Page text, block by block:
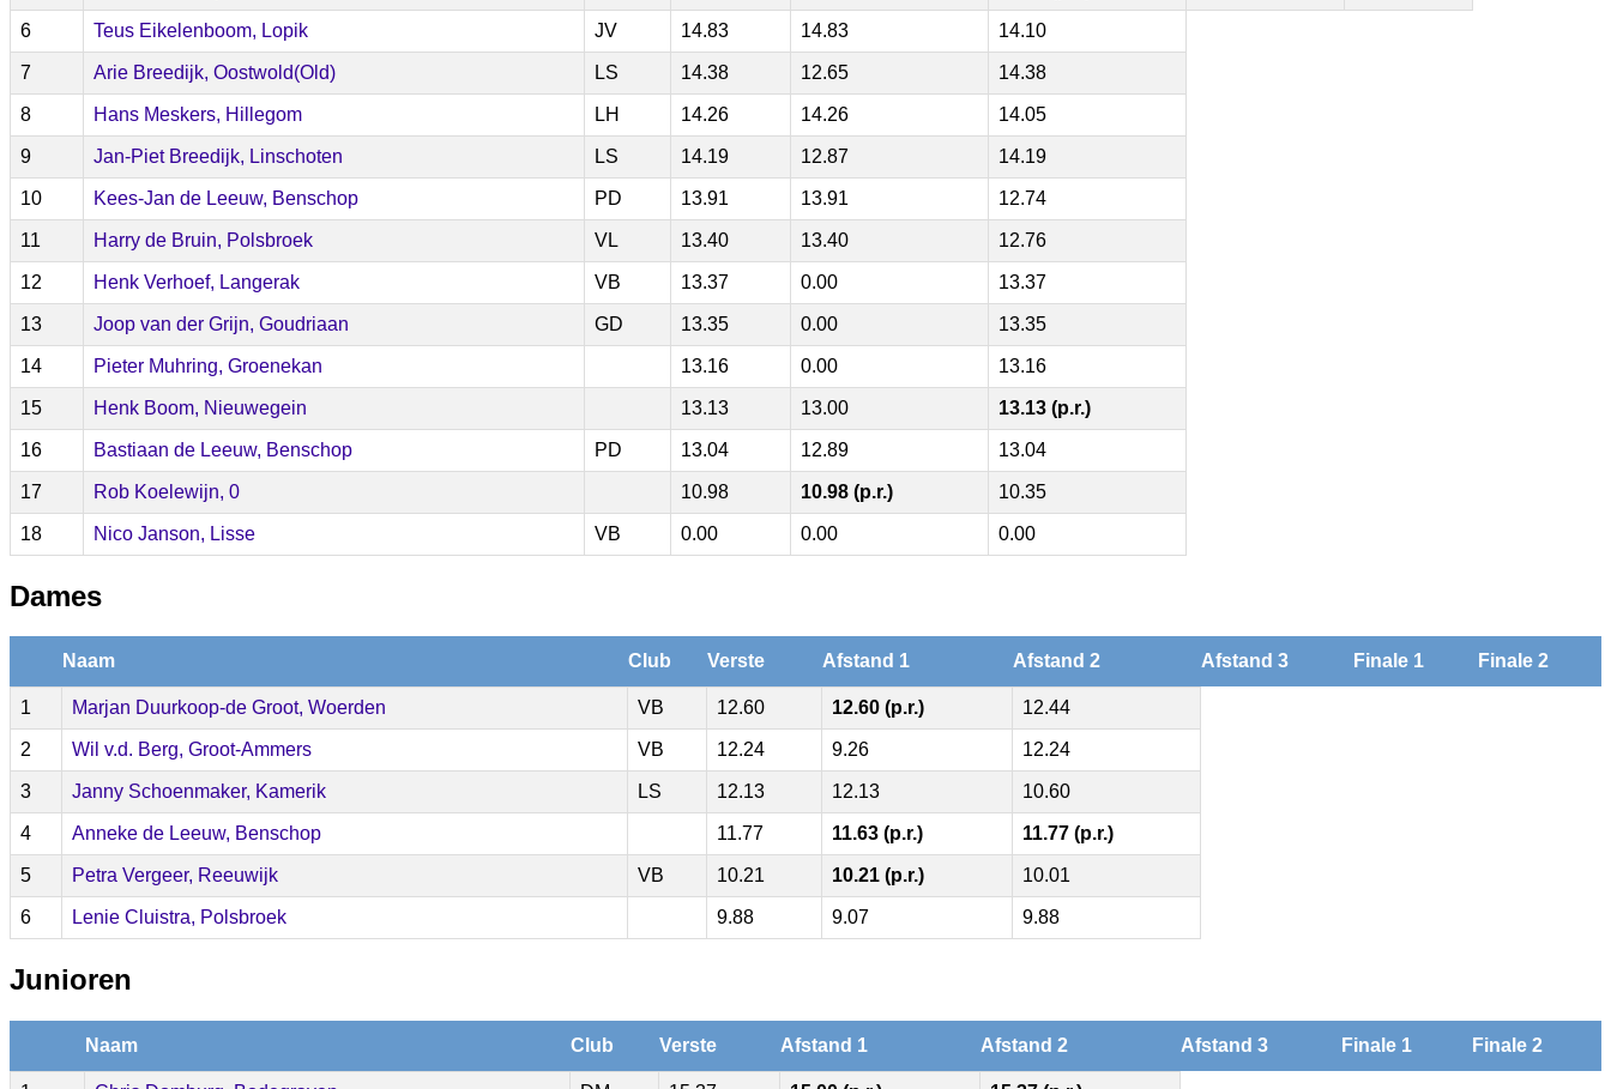
6 Teus Eikelenboom, Lopik JV 14.83 14.83 14.10
7 Arie Breedijk, Oostwold(Old) LS 14.38 12.65 14.38
8 Hans Meskers, Hillegom LH 14.26 14.26 14.05
9 Jan-Piet Breedijk, Linschoten LS 14.19 12.87 14.19
10 Kees-Jan de Leeuw, Benschop PD 13.91 13.91 12.74
11 Harry de Bruin, Polsbroek VL 13.40 13.40 12.76
12 Henk Verhoef, Langerak VB 13.37 0.00 13.37
13 Joop van der Grijn, Goudriaan GD 13.35 0.00 13.35
14 Pieter Muhring, Groenekan 13.16 0.00 13.16
15 Henk Boom, Nieuwegein 13.13 13.00 13.13 (p.r.)
16 Bastiaan de Leeuw, Benschop PD 13.04 12.89 13.04
17 Rob Koelewijn, 0 10.98 10.98 (p.r.) 10.35
18 Nico Janson, Lisse VB 0.00 0.00 0.00
Dames
Naam Club Verste Afstand 1 Afstand 2 Afstand 3 Finale 1 Finale 2
1 Marjan Duurkoop-de Groot, Woerden VB 12.60 12.60 (p.r.) 12.44
2 Wil v.d. Berg, Groot-Ammers VB 12.24 9.26 12.24
3 Janny Schoenmaker, Kamerik LS 12.13 12.13 10.60
4 Anneke de Leeuw, Benschop 11.77 11.63 (p.r.) 11.77 (p.r.)
5 Petra Vergeer, Reeuwijk VB 10.21 10.21 (p.r.) 10.01
6 Lenie Cluistra, Polsbroek 9.88 9.07 9.88
Junioren
Naam Club Verste Afstand 1 Afstand 2 Afstand 3 Finale 1 Finale 2